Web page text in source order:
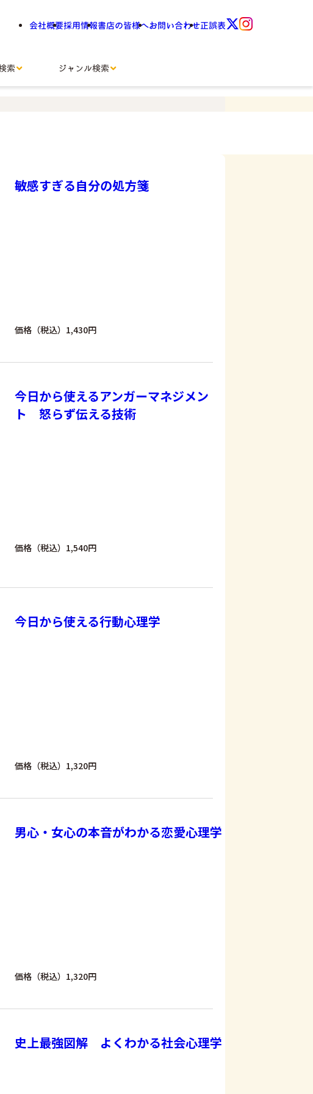
会社概要採用情報書店の皆様へお問い合わせ正誤表
索 ジャンル検索
敏感すぎる自分の処方箋
価格（税込）1,430円
今日から使えるアンガーマネジメン
ト 怒らず伝える技術
価格（税込）1,540円
今日から使える行動心理学
価格（税込）1,320円
男心・女心の本音がわかる恋愛心理学
価格（税込）1,320円
史上最強図解 よくわかる社会心理学